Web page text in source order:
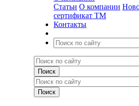
Статьи О компании
сертификат ТМ
Контакты